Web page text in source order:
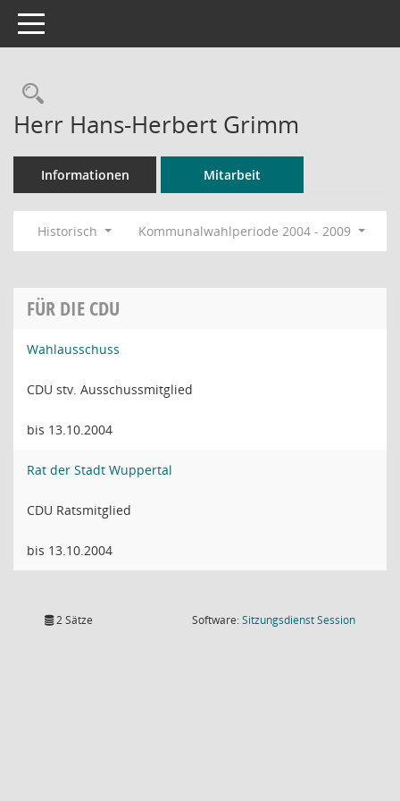
Toggle navigation
Rechercheauswahl
Herr Hans-Herbert Grimm
Informationen Mitarbeit
Historisch Kommunalwahlperiode 2004 - 2009
FÜR DIE CDU
Wahlausschuss
CDU stv. Ausschussmitglied
bis 13.10.2004
Rat der Stadt Wuppertal
CDU Ratsmitglied
bis 13.10.2004
2 Sätze Software:SitzungsdienstSession(Wird in